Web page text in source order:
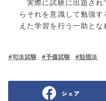
実際に試験に出題され
らそれを意識して勉強
えた学習を行う一助とな
#司法試験 #予備試験 #勉強法
シェア